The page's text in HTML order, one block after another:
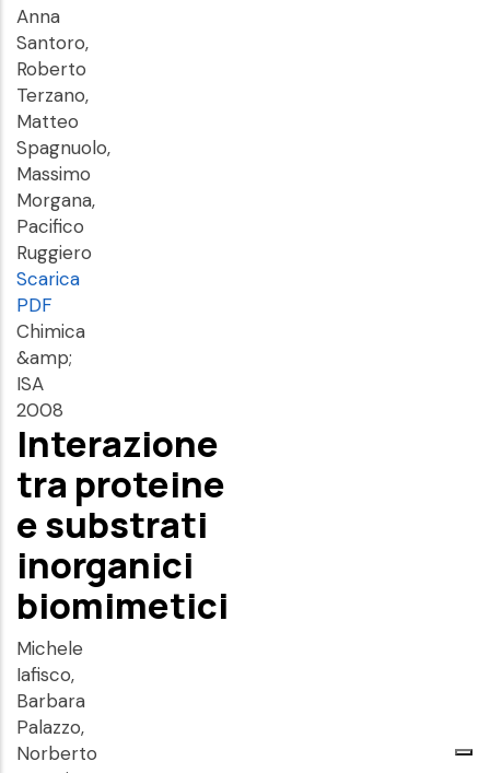
Anna
Santoro,
Roberto
Terzano,
Matteo
Spagnuolo,
Massimo
Morgana,
Pacifico
Ruggiero
Scarica
PDF
Chimica
&amp;
ISA
2008
Interazione
tra proteine
e substrati
inorganici
biomimetici
Michele
Iafisco,
Barbara
Palazzo,
Norberto